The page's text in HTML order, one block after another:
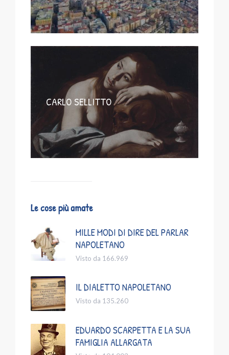
CARLO SELLITTO
Le cose più amate
MILLE MODI DI DIRE DEL PARLAR
NAPOLETANO
Visto da 166.969
IL DIALETTO NAPOLETANO
Visto da 135.260
EDUARDO SCARPETTA E LA SUA
FAMIGLIA ALLARGATA